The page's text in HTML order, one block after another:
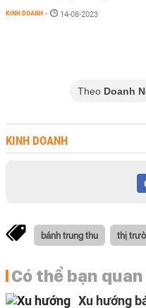
KINH DOANH - 14-08-2023
Theo Doanh
KINH DOANH
bánh trung thu thị
Có thể bạn
Xu hướng